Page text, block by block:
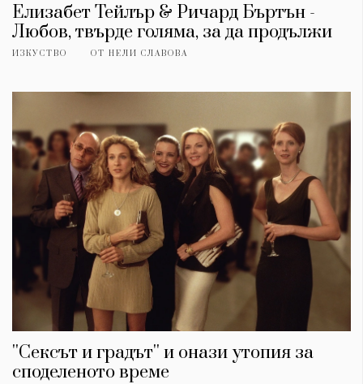
Елизабет Тейлър & Ричард Бъртън -
Любов, твърде голяма, за да продължи
ИЗКУСТВО ОТ НЕЛИ СЛАВОВА
''Сексът и градът'' и онази утопия за
споделеното време